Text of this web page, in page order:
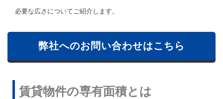
必要な広さについてご紹介します。
弊社へのお問い合わせはこちら
賃貸物件の専有面積とは